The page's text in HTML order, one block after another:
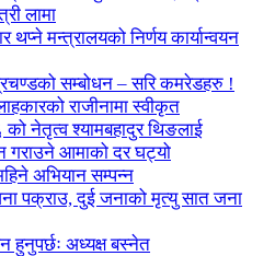
लामा
मन्त्रालयको निर्णय कार्यान्वयन
सम्बोधन – सरि कमरेडहरु !
राजीनामा स्वीकृत
नेतृत्व श्यामबहादुर थिङलाई
गराउने आमाको दर घट्यो
अभियान सम्पन्न
पक्राउ, दुई जनाको मृत्यु सात जना
हुनुपर्छः अध्यक्ष बस्नेत